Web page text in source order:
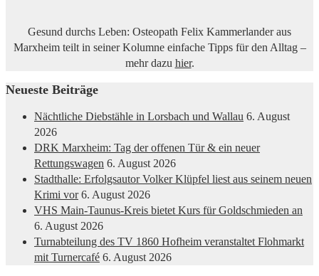
Gesund durchs Leben: Osteopath Felix Kammerlander aus
Marxheim teilt in seiner Kolumne einfache Tipps für den Alltag –
mehr dazu hier.
Neueste Beiträge
Nächtliche Diebstähle in Lorsbach und Wallau 6. August
2026
DRK Marxheim: Tag der offenen Tür & ein neuer
Rettungswagen 6. August 2026
Stadthalle: Erfolgsautor Volker Klüpfel liest aus seinem neuen
Krimi vor 6. August 2026
VHS Main-Taunus-Kreis bietet Kurs für Goldschmieden an
6. August 2026
Turnabteilung des TV 1860 Hofheim veranstaltet Flohmarkt
mit Turnercafé 6. August 2026